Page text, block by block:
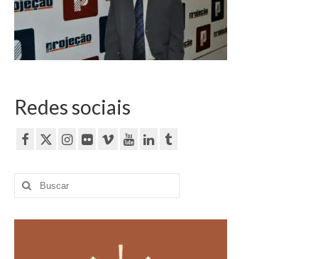
Currículo
Redes sociais
Buscar
por: